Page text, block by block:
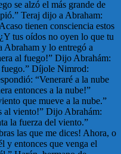
se alzó el más grande de
Teraj dijo a Abraham:
tienen consciencia estos
tus oídos no oyen lo que tu
Abraham y lo entregó a
al fuego!” Dijo Abrahám:
fuego.” Díjole Nimrod:
“Veneraré a la nube
entonces a la nube!”
que mueve a la nube.”
al viento!” Dijo Abrahám:
la fuerza del viento.”
las que me dices! Ahora, o
y entonces que venga el